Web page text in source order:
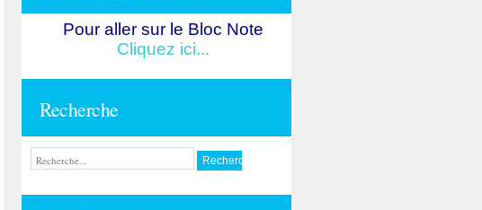
Pour aller sur le Bloc Note
Cliquez ici...
Recherche